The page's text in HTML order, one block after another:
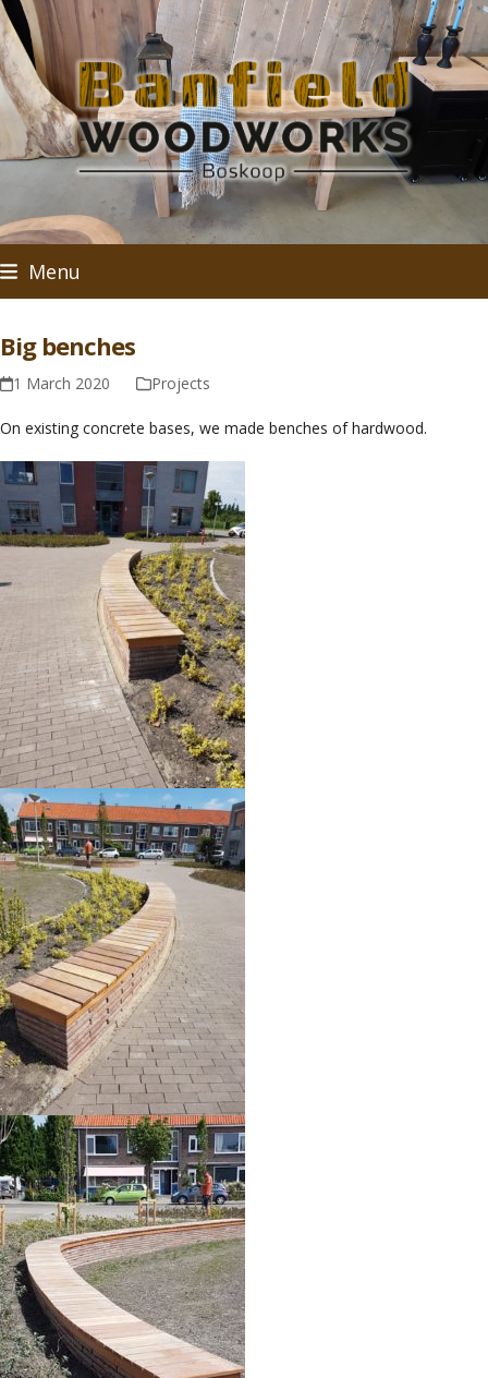
Skip
to
content
Menu
Big benches
1 March 2020 Projects
On existing concrete bases, we made benches of hardwood.